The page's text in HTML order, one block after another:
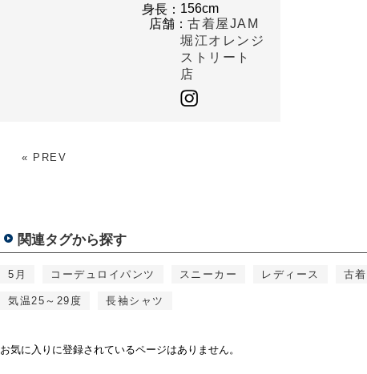
身長： 156cm
店舗： 古着屋JAM
堀江オレンジ
ストリート
店
« PREV
関連タグから探す
5月 コーデュロイパンツ スニーカー レディース 古
気温25～29度 長袖シャツ
お気に入りに登録されているページはありません。